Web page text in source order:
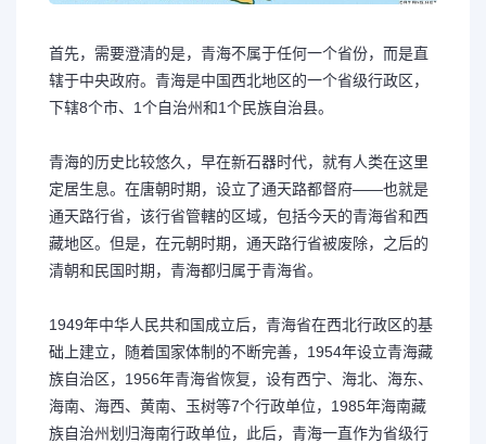
首先，需要澄清的是，青海不属于任何一个省份，而是直
辖于中央政府。青海是中国西北地区的一个省级行政区，
下辖8个市、1个自治州和1个民族自治县。
青海的历史比较悠久，早在新石器时代，就有人类在这里
定居生息。在唐朝时期，设立了通天路都督府——也就是
通天路行省，该行省管轄的区域，包括今天的青海省和西
藏地区。但是，在元朝时期，通天路行省被废除，之后的
清朝和民国时期，青海都归属于青海省。
1949年中华人民共和国成立后，青海省在西北行政区的基
础上建立，随着国家体制的不断完善，1954年设立青海藏
族自治区，1956年青海省恢复，设有西宁、海北、海东、
海南、海西、黄南、玉树等7个行政单位，1985年海南藏
族自治州划归海南行政单位，此后，青海一直作为省级行